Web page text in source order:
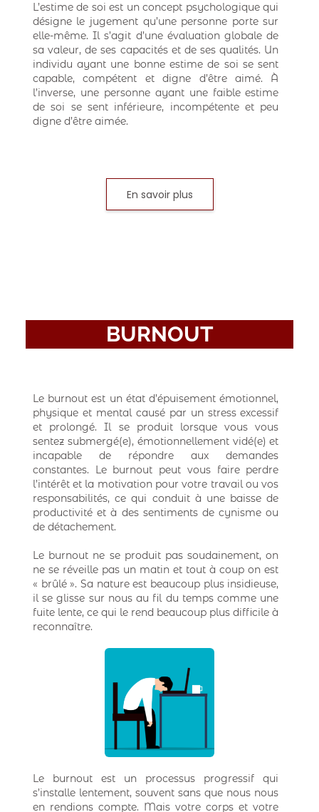
L’estime de soi est un concept psychologique qui
désigne le jugement qu’une personne porte sur
elle-même. Il s’agit d’une évaluation globale de
sa valeur, de ses capacités et de ses qualités. Un
individu ayant une bonne estime de soi se sent
capable, compétent et digne d’être aimé. À
l’inverse, une personne ayant une faible estime
de soi se sent inférieure, incompétente et peu
digne d’être aimée.
En savoir plus
BURNOUT
Le burnout est un état d’épuisement émotionnel,
physique et mental causé par un stress excessif
et prolongé. Il se produit lorsque vous vous
sentez submergé(e), émotionnellement vidé(e) et
incapable de répondre aux demandes
constantes. Le burnout peut vous faire perdre
l’intérêt et la motivation pour votre travail ou vos
responsabilités, ce qui conduit à une baisse de
productivité et à des sentiments de cynisme ou
de détachement.
Le burnout ne se produit pas soudainement, on
ne se réveille pas un matin et tout à coup on est
« brûlé ». Sa nature est beaucoup plus insidieuse,
il se glisse sur nous au fil du temps comme une
fuite lente, ce qui le rend beaucoup plus difficile à
reconnaître.
Le burnout est un processus progressif qui
s’installe lentement, souvent sans que nous nous
en rendions compte. Mais votre corps et votre